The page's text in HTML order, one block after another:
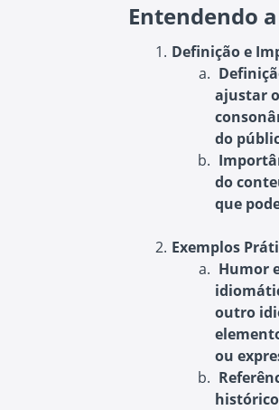
Entendendo
Definição e
ajustar
do
do
que
Exemplos
Humor
outro
ou